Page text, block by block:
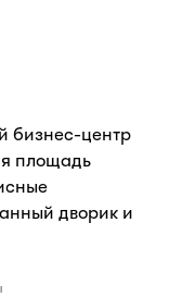
бизнес-центр
площадь
дворик и